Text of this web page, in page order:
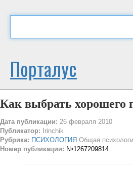
Порталус
Как выбрать хорошего
Дата публикации: 26 февраля 2010
Публикатор: Irinchik
Рубрика: ПСИХОЛОГИЯ Общая
Номер публикации: №1267209814